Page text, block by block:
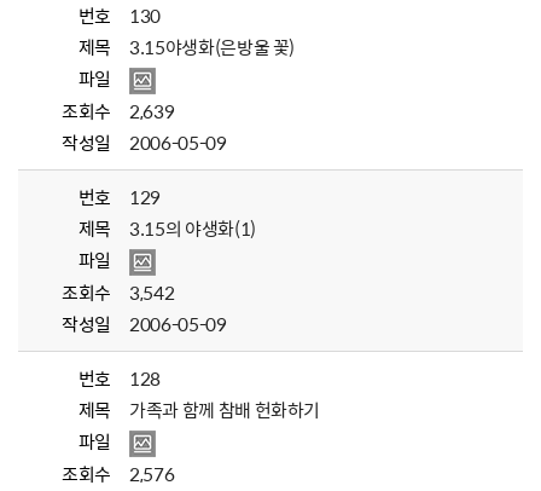
번호
130
제목
3.15야생화(은방울 꽃)
파일
조회수
2,639
작성일
2006-05-09
번호
129
제목
3.15의 야생화(1)
파일
조회수
3,542
작성일
2006-05-09
번호
128
제목
가족과 함께 참배 헌화하기
파일
조회수
2,576